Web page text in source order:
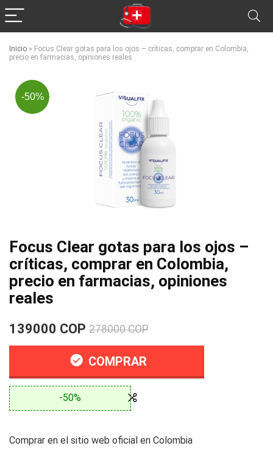
Inicio » Focus Clear gotas para los ojos – críticas, comprar en Colombia,
precio en farmacias, opiniones reales
-50%
Focus Clear gotas para los ojos –
críticas, comprar en Colombia,
precio en farmacias, opiniones
reales
139000 COP 278000 COP
COMPRAR
-50%
Comprar en el sitio web oficial en Colombia